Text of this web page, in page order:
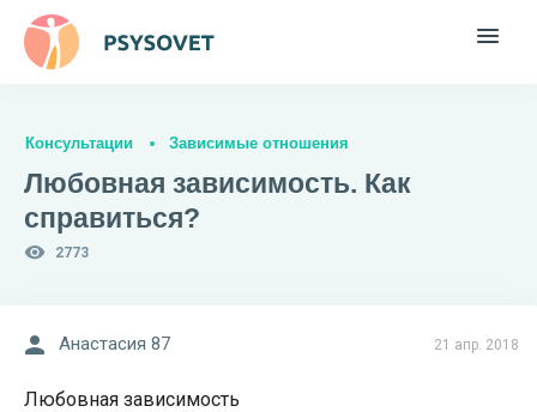
Консультации Зависимые отношения
Любовная зависимость. Как
справиться?
2773
21 апр. 2018
Анастасия 87
Любовная зависимость